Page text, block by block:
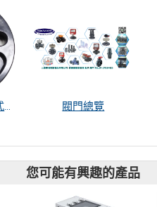
UPVC/CPVC 2片式法蘭. 美日歐共用 閥門總覽
您可能有興趣的產品